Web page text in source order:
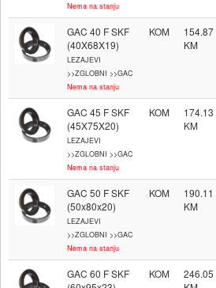
Nema na stanju
GAC 40 F SKF
(40X68X19)
LEZAJEVI
>>ZGLOBNI >>GAC
Nema na stanju
KOM 154.87
GAC 45 F SKF
(45X75X20)
LEZAJEVI
>>ZGLOBNI >>GAC
Nema na stanju
KOM 174.13
GAC 50 F SKF
(50x80x20)
LEZAJEVI
>>ZGLOBNI >>GAC
Nema na stanju
KOM 190.11
GAC 60 F SKF
KOM 246.05